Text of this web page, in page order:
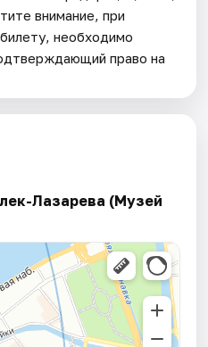
внимание, при
необходимо
право на
Лазарева (Музей